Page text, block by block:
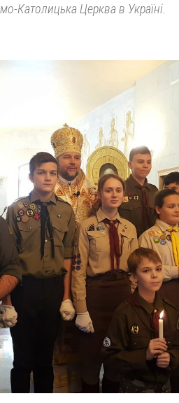
Католицька Церква в Україні.